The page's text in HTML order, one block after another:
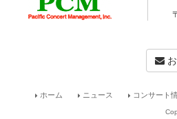
ホーム ニュース コンサート